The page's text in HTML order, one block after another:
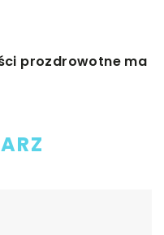
prozdrowotne ma